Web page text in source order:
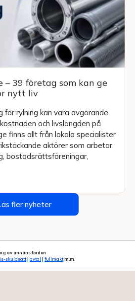
– 39 företag som kan ge
nytt liv
rylning kan vara avgörande
och livslängden på
finns allt från lokala specialister
aktörer som arbetar
bostadsrättsföreningar,
fler nyheter
av annans fordon
skuldsatt| avtal | fullmaktm.m.